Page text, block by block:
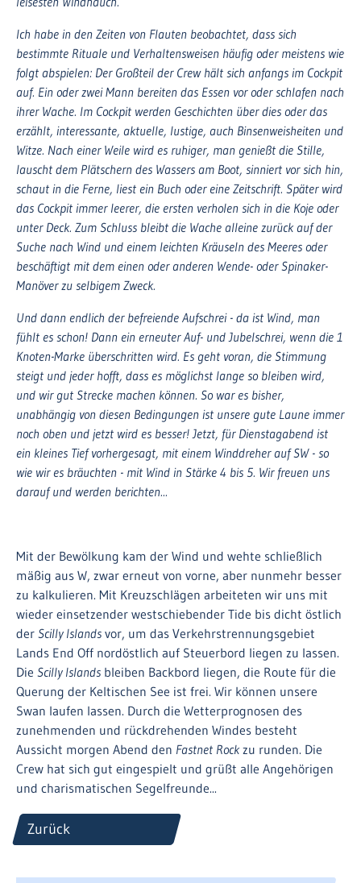
Ich habe in den Zeiten von Flauten beobachtet, dass sich
bestimmte Rituale und Verhaltensweisen häufig oder meistens wie
folgt abspielen: Der Großteil der Crew hält sich anfangs im Cockpit
auf. Ein oder zwei Mann bereiten das Essen vor oder schlafen nach
ihrer Wache. Im Cockpit werden Geschichten über dies oder das
erzählt, interessante, aktuelle, lustige, auch Binsenweisheiten und
Witze. Nach einer Weile wird es ruhiger, man genießt die Stille,
lauscht dem Plätschern des Wassers am Boot, sinniert vor sich hin,
schaut in die Ferne, liest ein Buch oder eine Zeitschrift. Später wird
das Cockpit immer leerer, die ersten verholen sich in die Koje oder
unter Deck. Zum Schluss bleibt die Wache alleine zurück auf der
Suche nach Wind und einem leichten Kräuseln des Meeres oder
beschäftigt mit dem einen oder anderen Wende- oder Spinaker-
Manöver zu selbigem Zweck.
Und dann endlich der befreiende Aufschrei - da ist Wind, man
fühlt es schon! Dann ein erneuter Auf- und Jubelschrei, wenn die 1
Knoten-Marke überschritten wird. Es geht voran, die Stimmung
steigt und jeder hofft, dass es möglichst lange so bleiben wird,
und wir gut Strecke machen können. So war es bisher,
unabhängig von diesen Bedingungen ist unsere gute Laune immer
noch oben und jetzt wird es besser! Jetzt, für Dienstagabend ist
ein kleines Tief vorhergesagt, mit einem Winddreher auf SW - so
wie wir es bräuchten - mit Wind in Stärke 4 bis 5. Wir freuen uns
darauf und werden berichten...
Mit der Bewölkung kam der Wind und wehte schließlich
mäßig aus W, zwar erneut von vorne, aber nunmehr besser
zu kalkulieren. Mit Kreuzschlägen arbeiteten wir uns mit
wieder einsetzender westschiebender Tide bis dicht östlich
der Scilly Islands vor, um das Verkehrstrennungsgebiet
Lands End Off nordöstlich auf Steuerbord liegen zu lassen.
Die Scilly Islands bleiben Backbord liegen, die Route für die
Querung der Keltischen See ist frei. Wir können unsere
Swan laufen lassen. Durch die Wetterprognosen des
zunehmenden und rückdrehenden Windes besteht
Aussicht morgen Abend den Fastnet Rockzu runden. Die
Crew hat sich gut eingespielt und grüßt alle Angehörigen
und charismatischen Segelfreunde...
Zurück